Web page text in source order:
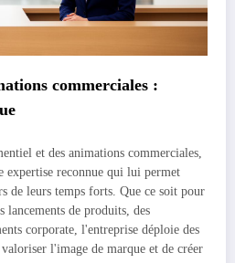
commerciales :
et des animations commerciales,
expertise reconnue qui lui permet
de leurs temps forts. Que ce soit pour
lancements de produits, des
corporate, l'entreprise déploie des
l'image de marque et de créer